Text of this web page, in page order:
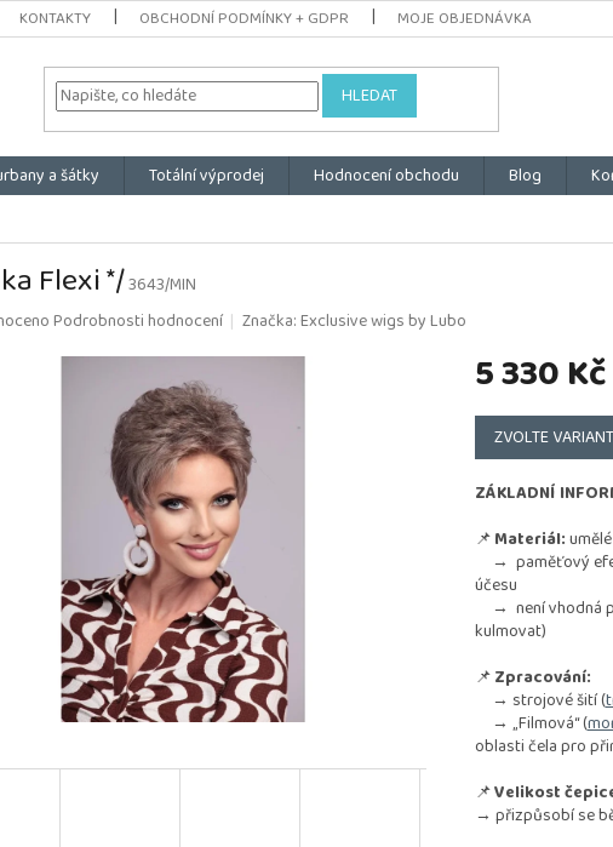
KONTAKTY OBCHODNÍ PODMÍNKY + GDPR MOJE OBJEDNÁVKA
HLEDAT
a šátky Totální výprodej Hodnocení obchodu Blog
Flexi */3643/MIN
Podrobnosti hodnocení Značka:Exclusive wigs by Lubo
5 330 Kč
Měrná
cena:
ZVOLTE
ZÁKLADNÍ
📌Materiál:
→ paměťový
účesu
→ není vhodná
kulmovat)
📌Zpracování:
→ strojové šití (
→ „Filmová“ (
oblasti čela pro
📌Velikost
→ přizpůsobí se